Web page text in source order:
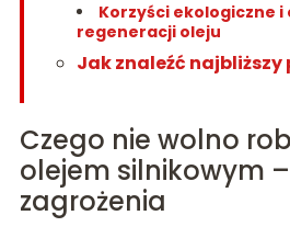
Korzyści ekologiczne
regeneracji oleju
Jak znaleźć
Czego nie wolno
olejem silnikowym
zagrożenia